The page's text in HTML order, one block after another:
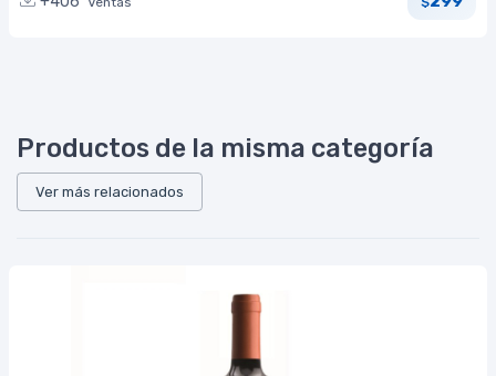
Productos de la misma categoría
Ver más relacionados